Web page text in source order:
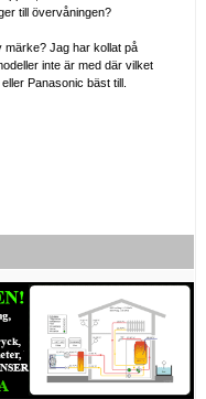
till övervåningen?
märke? Jag har kollat på
inte är med där vilket
Panasonic bäst till.